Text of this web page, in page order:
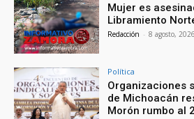
Mujer es
Libramiento
Redacción - 8 agosto, 2026
Política
Organizaciones
de Michoacán
Morón rumbo al